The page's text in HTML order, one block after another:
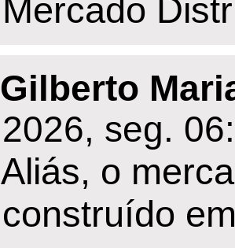
Mercado
Gilberto
2026, seg.
Aliás, o
construído